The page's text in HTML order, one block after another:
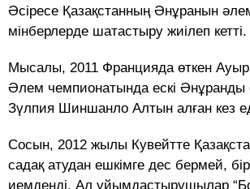
Әсіресе Қазақстанның Әнұранын
мінберлерде шатастыру жиілеп кетті.
Мысалы, 2011 Францияда өткен Ауыр
Әлем чемпионатында ескі Әнұранды
Зүлпия Шиншанло Алтын алған кез
Сосын, 2012 жылы Кувейтте
садақ атудан ешкімге дес бермей,
иемденді. Ал ұйымдастырушылар